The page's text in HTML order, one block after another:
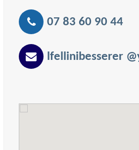
07 83 60 90 44
lfellinibesserer @